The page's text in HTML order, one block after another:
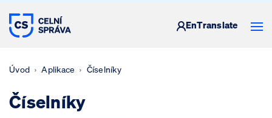
CELNÍ SPRÁVA ČESKÉ REPUBLIKY
EnTranslate
Úvod Aplikace Číselníky
Číselníky